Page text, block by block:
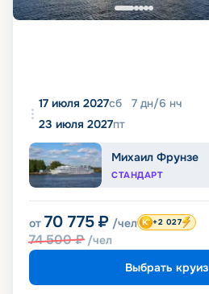
17 июля 2027сб 7 дн/6 нч
23 июля 2027пт
Михаил Фрунзе
СТАНДАРТ
от 70 775 ₽ /чел
74 500₽ /чел
+2 027
Выбрать круиз